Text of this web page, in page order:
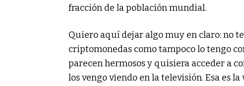
fracción de la población mundial.
Quiero aquí dejar algo muy en claro: no
criptomonedas como tampoco lo tengo
parecen hermosos y quisiera acceder a
los vengo viendo en la televisión. Esa es